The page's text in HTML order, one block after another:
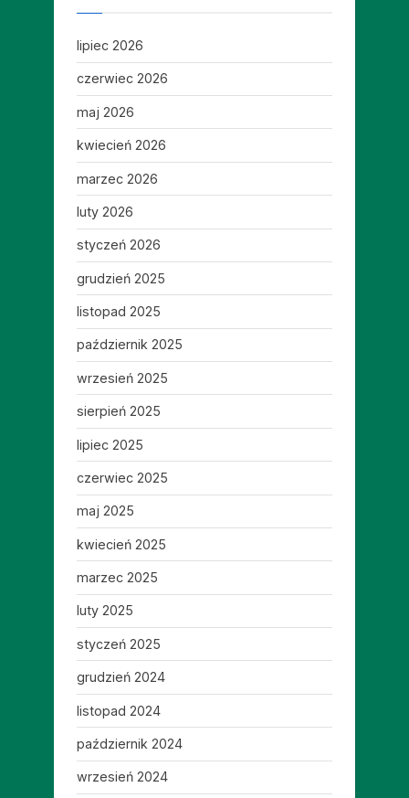
lipiec 2026
czerwiec 2026
maj 2026
kwiecień 2026
marzec 2026
luty 2026
styczeń 2026
grudzień 2025
listopad 2025
październik 2025
wrzesień 2025
sierpień 2025
lipiec 2025
czerwiec 2025
maj 2025
kwiecień 2025
marzec 2025
luty 2025
styczeń 2025
grudzień 2024
listopad 2024
październik 2024
wrzesień 2024